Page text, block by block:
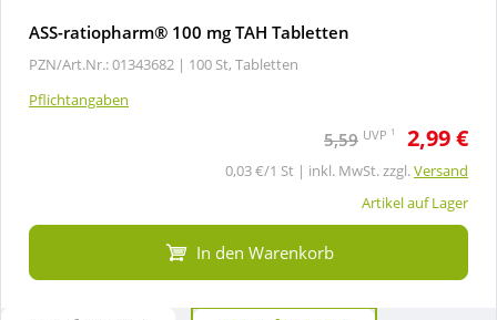
ASS-ratiopharm® 100 mg TAH Tabletten
PZN/Art.Nr.: 01343682 | 100 St, Tabletten
Pflichtangaben
5,59 UVP 1 2,99 €
0,03 €/1 St | inkl. MwSt. zzgl.Versand
Artikel auf Lager
In den Warenkorb